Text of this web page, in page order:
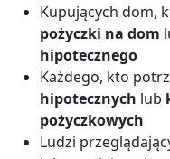
Kupujących dom,
pożyczki na dom
hipotecznego
Każdego, kto
hipotecznych lub
pożyczkowych
Ludzi